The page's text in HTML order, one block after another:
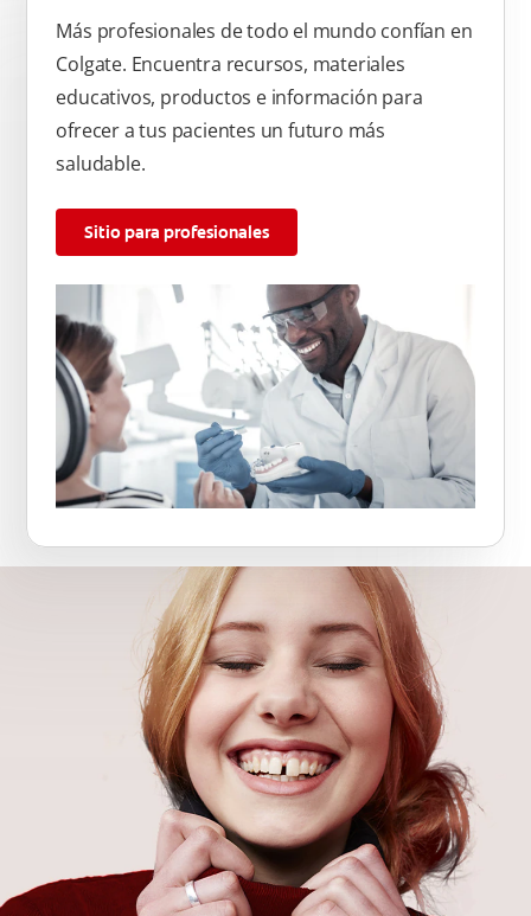
Más profesionales de todo el mundo confían en
Colgate. Encuentra recursos, materiales
educativos, productos e información para
ofrecer a tus pacientes un futuro más
saludable.
Sitio para profesionales